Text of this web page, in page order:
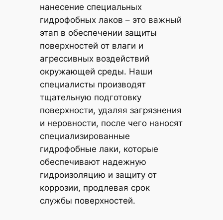
нанесение специальных
гидрофобных лаков – это важный
этап в обеспечении защиты
поверхностей от влаги и
агрессивных воздействий
окружающей среды. Наши
специалисты производят
тщательную подготовку
поверхности, удаляя загрязнения
и неровности, после чего наносят
специализированные
гидрофобные лаки, которые
обеспечивают надежную
гидроизоляцию и защиту от
коррозии, продлевая срок
службы поверхностей.